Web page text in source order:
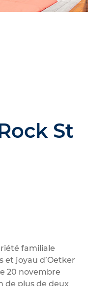
St
familiale
et joyau d’Oetker
20 novembre
de plus de deux